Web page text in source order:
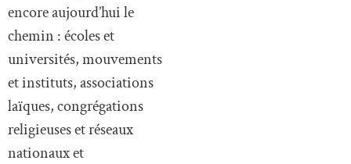
encore aujourd’hui le
chemin : écoles et
universités, mouvements
et instituts, associations
laïques, congrégations
religieuses et réseaux
nationaux et